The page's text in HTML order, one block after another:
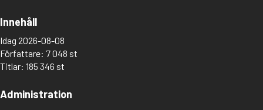
Innehåll
Idag 2026-08-08
Författare: 7 048 st
Titlar: 185 346 st
Administration